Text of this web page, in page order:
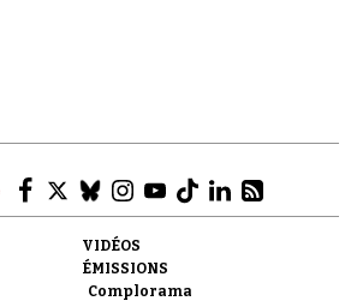
Faire un don
VIDÉOS
ÉMISSIONS
Complorama